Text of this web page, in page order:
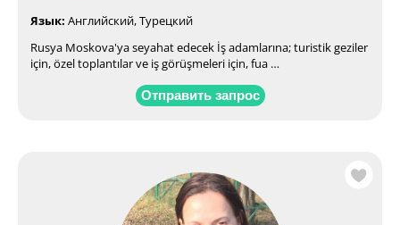
Язык: Английский, Турецкий
Rusya Moskova'ya seyahat edecek İş adamlarına; turistik geziler
için, özel toplantılar ve iş görüşmeleri için, fua …
Отправить запрос